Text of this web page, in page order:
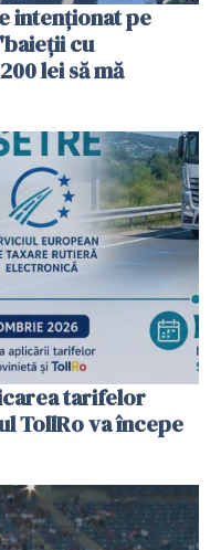
intenționat pe
cu
lei să mă
tarifelor
TollRo va începe